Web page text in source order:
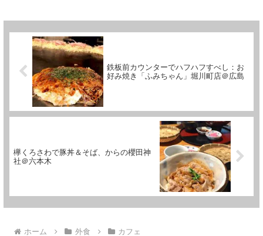
鉄板前カウンターでハフハフすべし：お
好み焼き「ふみちゃん」堀川町店＠広島
欅くろさわで豚丼＆そば、からの櫻田神
社＠六本木
ホーム 外食 カフェ